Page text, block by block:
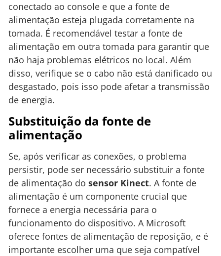
conectado ao console e que a fonte de
alimentação esteja plugada corretamente na
tomada. É recomendável testar a fonte de
alimentação em outra tomada para garantir que
não haja problemas elétricos no local. Além
disso, verifique se o cabo não está danificado ou
desgastado, pois isso pode afetar a transmissão
de energia.
Substituição da fonte de
alimentação
Se, após verificar as conexões, o problema
persistir, pode ser necessário substituir a fonte
de alimentação do sensor Kinect. A fonte de
alimentação é um componente crucial que
fornece a energia necessária para o
funcionamento do dispositivo. A Microsoft
oferece fontes de alimentação de reposição, e é
importante escolher uma que seja compatível